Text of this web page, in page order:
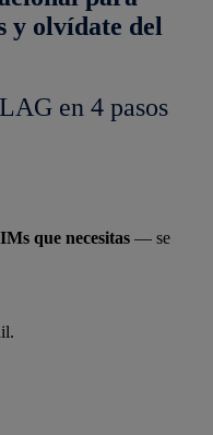
y olvídate del
en 4 pasos
que necesitas — se